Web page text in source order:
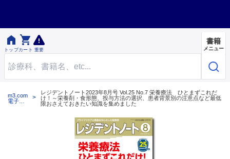

トップ

カート 重要
書籍
メニュー
m3.com
電子書
レジデントノート2023年8月号 Vol.25 No.7 栄養療法 ひとまずこれだ
け！～栄養剤・食形態、投与方法の選択、患者背景別の注意点など最低
限おさえておきたい知識を集めました